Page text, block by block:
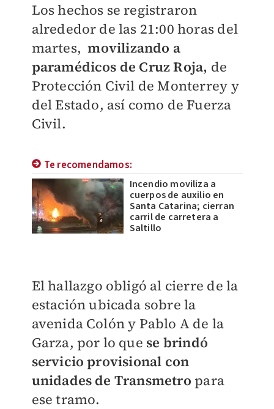
Los hechos se registraron
alrededor de las 21:00 horas del
martes,movilizando a
paramédicos de Cruz Roja, de
Protección Civil de Monterrey y
del Estado, así como de Fuerza
Civil.
Te recomendamos:
Incendio moviliza a
cuerpos de auxilio en
Santa Catarina; cierran
carril de carretera a
Saltillo
El hallazgo obligó al cierre de la
estación ubicada sobre la
avenida Colón y Pablo A de la
Garza, por lo que se brindó
servicio provisional con
unidades de Transmetro para
ese tramo.